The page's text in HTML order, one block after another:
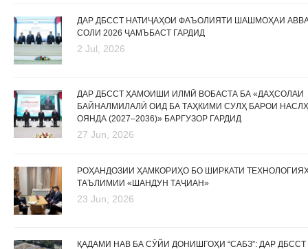
ДАР ДБССТ НАТИҶАҲОИ ФАЪОЛИЯТИ ШАШМОҲАИ
СОЛИ 2026 ҶАМЪБАСТ ГАРДИД
2 Jul, 2026
ДАР ДБССТ ҲАМОИШИ ИЛМӢ ВОБАСТА БА «ДАҲСОЛАИ
БАЙНАЛМИЛАЛӢ ОИД БА ТАҲКИМИ СУЛҲ БАРОИ
ОЯНДА (2027–2036)» БАРГУЗОР ГАРДИД
27 Jun, 2026
РОҲАНДОЗИИ ҲАМКОРИҲО БО ШИРКАТИ
ТАЪЛИМИИ «ШАНДУН ТАҶИАН»
23 Jun, 2026
ҚАДАМИ НАВ БА СӮЙИ ДОНИШГОҲИ “САБЗ”: ДАР ДБССТ